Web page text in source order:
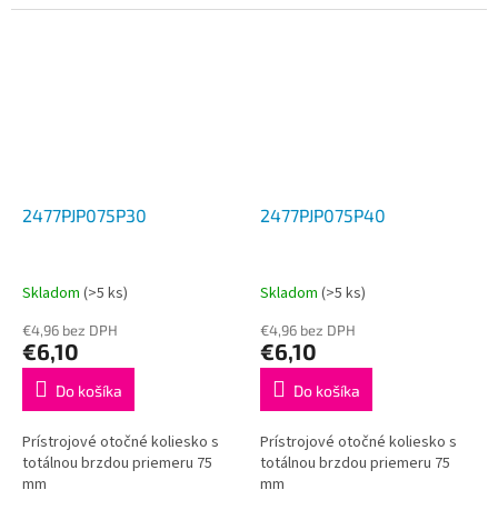
2477PJP075P30
Skladom (>5 ks)
€4,96 bez DPH
€6,10
Do košíka
Prístrojové otočné koliesko s
totálnou brzdou priemeru 75
mm
2477PJP075P40
Skladom (>5 ks)
€4,96 bez DPH
€6,10
Do košíka
Prístrojové otočné koliesko s
totálnou brzdou priemeru 75
mm